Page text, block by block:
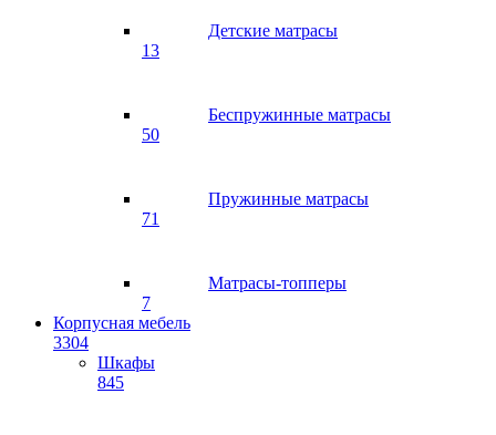
Детские матрасы
13
Беспружинные матрасы
50
Пружинные матрасы
71
Матрасы-топперы
7
Корпусная мебель
3304
Шкафы
845